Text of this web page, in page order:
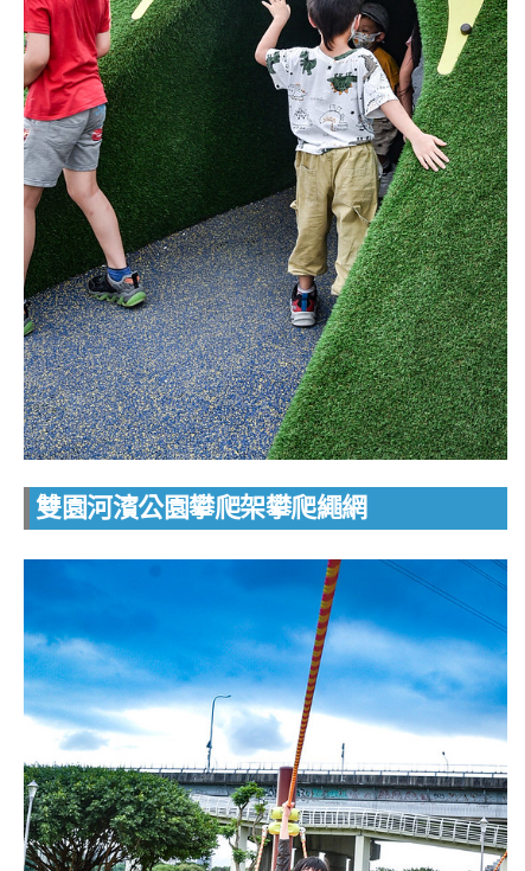
雙園河濱公園攀爬架攀爬繩網